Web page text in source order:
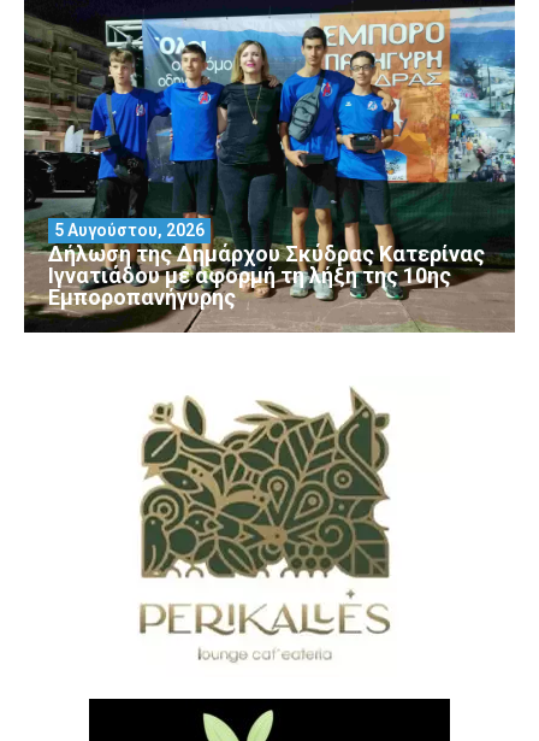
Δήλωση της Δημάρχου Σκύδρας Κατερίνας
Ιγνατιάδου με αφορμή τη λήξη της 10ης
Εμποροπανήγυρης
5 Αυγούστου, 2026